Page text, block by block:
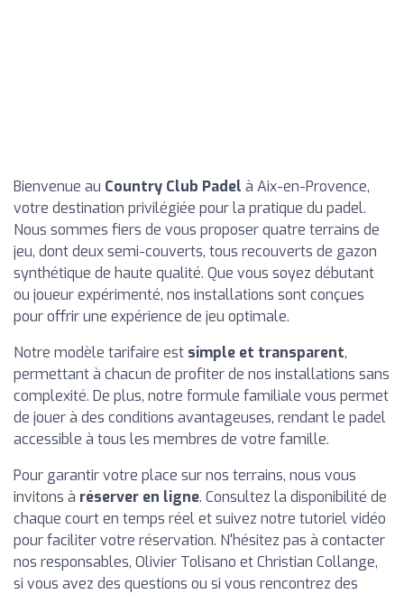
Bienvenue au Country Club Padel à Aix-en-Provence,
votre destination privilégiée pour la pratique du padel.
Nous sommes fiers de vous proposer quatre terrains de
jeu, dont deux semi-couverts, tous recouverts de gazon
synthétique de haute qualité. Que vous soyez débutant
ou joueur expérimenté, nos installations sont conçues
pour offrir une expérience de jeu optimale.
Notre modèle tarifaire est simple et transparent,
permettant à chacun de profiter de nos installations sans
complexité. De plus, notre formule familiale vous permet
de jouer à des conditions avantageuses, rendant le padel
accessible à tous les membres de votre famille.
Pour garantir votre place sur nos terrains, nous vous
invitons à réserver en ligne. Consultez la disponibilité de
chaque court en temps réel et suivez notre tutoriel vidéo
pour faciliter votre réservation. N'hésitez pas à contacter
nos responsables, Olivier Tolisano et Christian Collange,
si vous avez des questions ou si vous rencontrez des